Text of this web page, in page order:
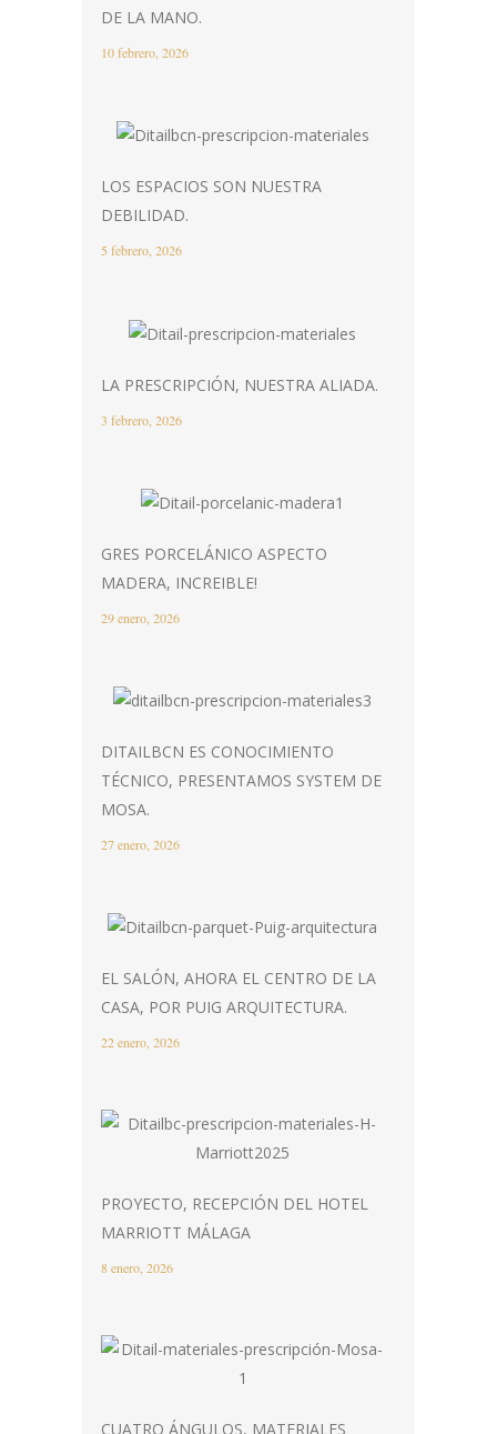
DE LA MANO.
10 febrero, 2026
LOS ESPACIOS SON NUESTRA
DEBILIDAD.
5 febrero, 2026
LA PRESCRIPCIÓN, NUESTRA ALIADA.
3 febrero, 2026
GRES PORCELÁNICO ASPECTO
MADERA, INCREIBLE!
29 enero, 2026
DITAILBCN ES CONOCIMIENTO
TÉCNICO, PRESENTAMOS SYSTEM DE
MOSA.
27 enero, 2026
EL SALÓN, AHORA EL CENTRO DE LA
CASA, POR PUIG ARQUITECTURA.
22 enero, 2026
PROYECTO, RECEPCIÓN DEL HOTEL
MARRIOTT MÁLAGA
8 enero, 2026
CUATRO ÁNGULOS, MATERIALES